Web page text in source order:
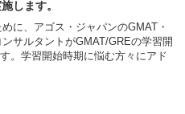
します。
に、アゴス・ジャパンのGMAT・
サルタントがGMAT/GREの学習開
。学習開始時期に悩む方々にアド